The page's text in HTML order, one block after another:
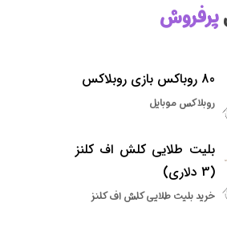
پرفروش
80 روباکس بازی روبلاکس
روبلاکس موبایل
بلیت طلایی کلش اف کلنز
(3 دلاری)
خرید بلیت طلایی کلش اف کلنز